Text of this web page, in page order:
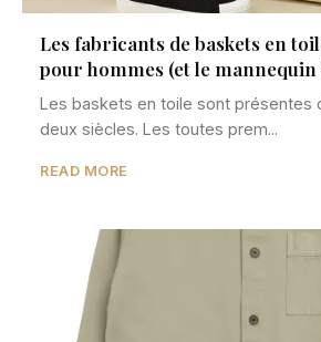
Les fabricants de baskets en
pour hommes (et le mannequin
Les baskets en toile sont présentes
deux siècles. Les toutes prem...
READ MORE